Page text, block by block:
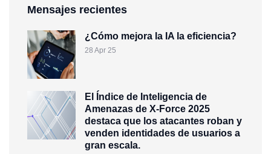
Mensajes recientes
¿Cómo mejora la IA la eficiencia?
28 Apr 25
El Índice de Inteligencia de
Amenazas de X-Force 2025
destaca que los atacantes roban y
venden identidades de usuarios a
gran escala.